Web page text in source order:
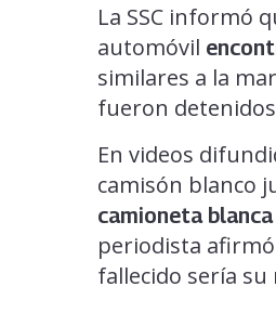
La SSC informó
automóvil
similares a la
fueron
En videos
camisón blanco
camioneta
periodista
fallecido sería su